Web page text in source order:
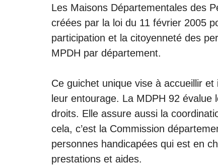
Les Maisons Départementales des
créées par la loi du 11 février 2005
participation et la citoyenneté des
MPDH par département.
Ce guichet unique vise à accueillir
leur entourage. La MDPH 92 évalue
droits. Elle assure aussi la
cela, c’est la Commission
personnes handicapées qui est en
prestations et aides.